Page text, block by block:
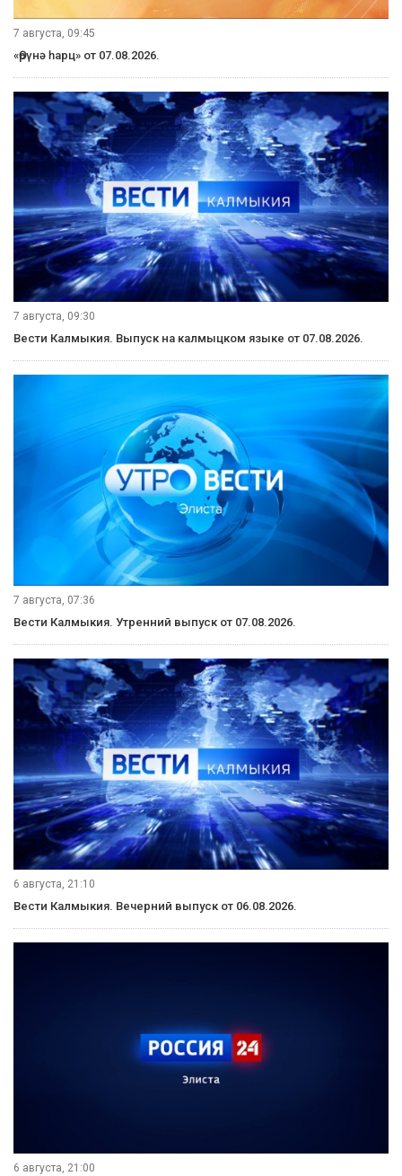
7 августа, 09:45
«Өрүнә һарц» от 07.08.2026.
7 августа, 09:30
Вести Калмыкия. Выпуск на калмыцком языке от 07.08.2026.
7 августа, 07:36
Вести Калмыкия. Утренний выпуск от 07.08.2026.
6 августа, 21:10
Вести Калмыкия. Вечерний выпуск от 06.08.2026.
6 августа, 21:00